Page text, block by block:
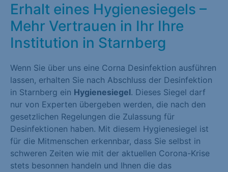
Erhalt eines Hygienesiegels –
Mehr Vertrauen in Ihr Ihre
Institution in Starnberg
Wenn Sie über uns eine Corna Desinfektion ausführen
lassen, erhalten Sie nach Abschluss der Desinfektion
in Starnberg ein Hygienesiegel. Dieses Siegel darf
nur von Experten übergeben werden, die nach den
gesetzlichen Regelungen die Zulassung für
Desinfektionen haben. Mit diesem Hygienesiegel ist
für die Mitmenschen erkennbar, dass Sie selbst in
schweren Zeiten wie mit der aktuellen Corona-Krise
stets besonnen handeln und Ihnen die das